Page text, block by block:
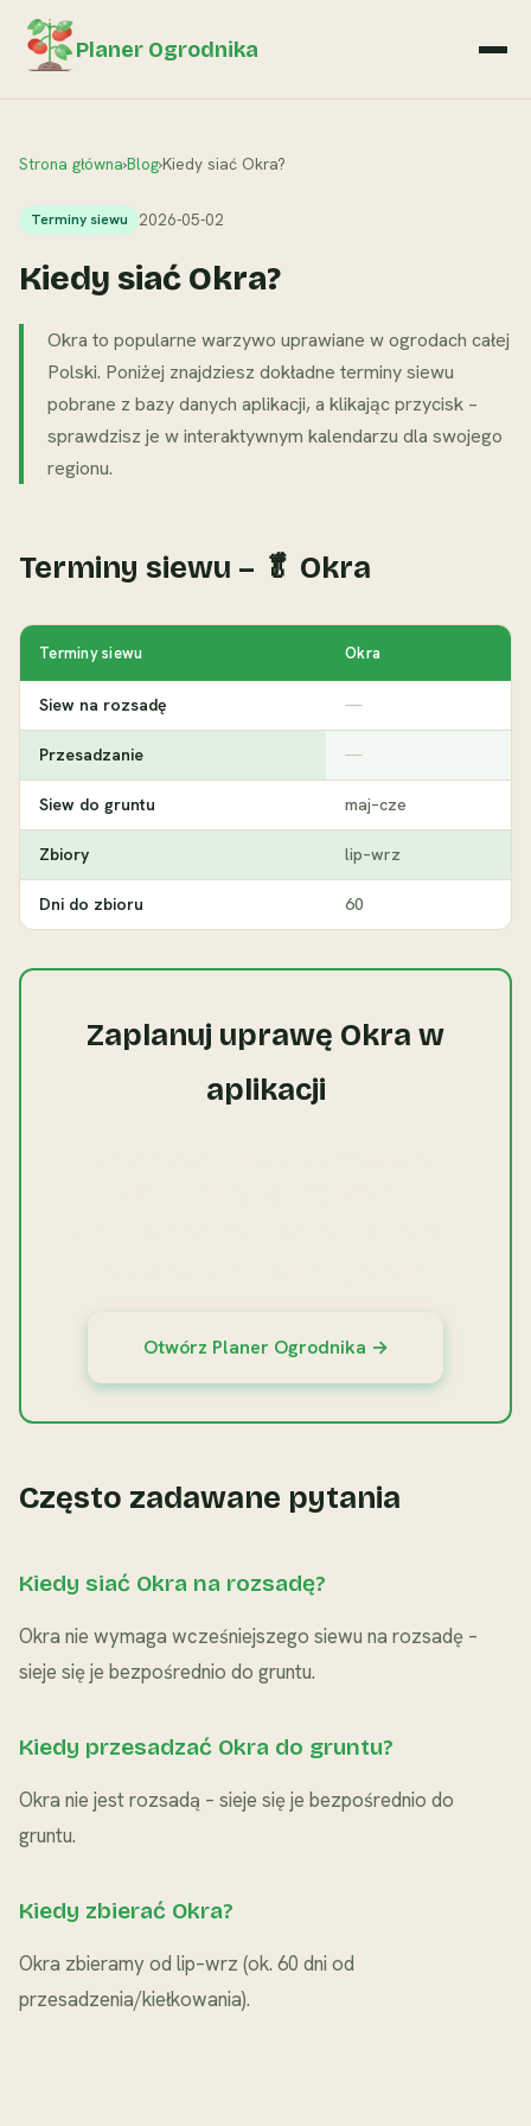
Planer Ogrodnika
Strona główna›Blog›Kiedy siać Okra?
Terminy siewu 2026-05-02
Kiedy siać Okra?
Okra to popularne warzywo uprawiane w ogrodach całej
Polski. Poniżej znajdziesz dokładne terminy siewu
pobrane z bazy danych aplikacji, a klikając przycisk –
sprawdzisz je w interaktywnym kalendarzu dla swojego
regionu.
Terminy siewu – 🥬 Okra
Terminy siewu Okra
Siew na rozsadę —
Przesadzanie —
Siew do gruntu maj–cze
Zbiory lip–wrz
Dni do zbioru 60
Zaplanuj uprawę Okra w
aplikacji
Otwórz Planer Ogrodnika →
Często zadawane pytania
Kiedy siać Okra na rozsadę?
Okra nie wymaga wcześniejszego siewu na rozsadę –
sieje się je bezpośrednio do gruntu.
Kiedy przesadzać Okra do gruntu?
Okra nie jest rozsadą – sieje się je bezpośrednio do
gruntu.
Kiedy zbierać Okra?
Okra zbieramy od lip–wrz (ok. 60 dni od
przesadzenia/kiełkowania).